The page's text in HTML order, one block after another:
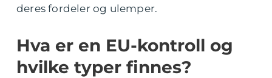
deres fordeler og ulemper.
Hva er en EU-kontroll og
hvilke typer finnes?